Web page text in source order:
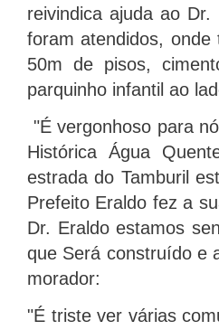
reivindica ajuda ao
foram atendidos,
50m de pisos,
parquinho infantil ao
"É vergonhoso para
Histórica Água
estrada do Tamburil
Prefeito Eraldo fez a
Dr. Eraldo estamos
que Será construído e
morador:
"É triste ver várias